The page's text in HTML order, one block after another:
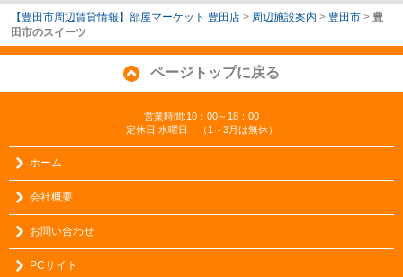
【豊田市周辺賃貸情報】部屋マーケット 豊田店 > 周辺施設案内 > 豊田市 > 豊
田市のスイーツ
ページトップに戻る
営業時間:10：00～18：00
定休日:水曜日・（1～3月は無休）
ホーム
会社概要
お問い合わせ
PCサイト